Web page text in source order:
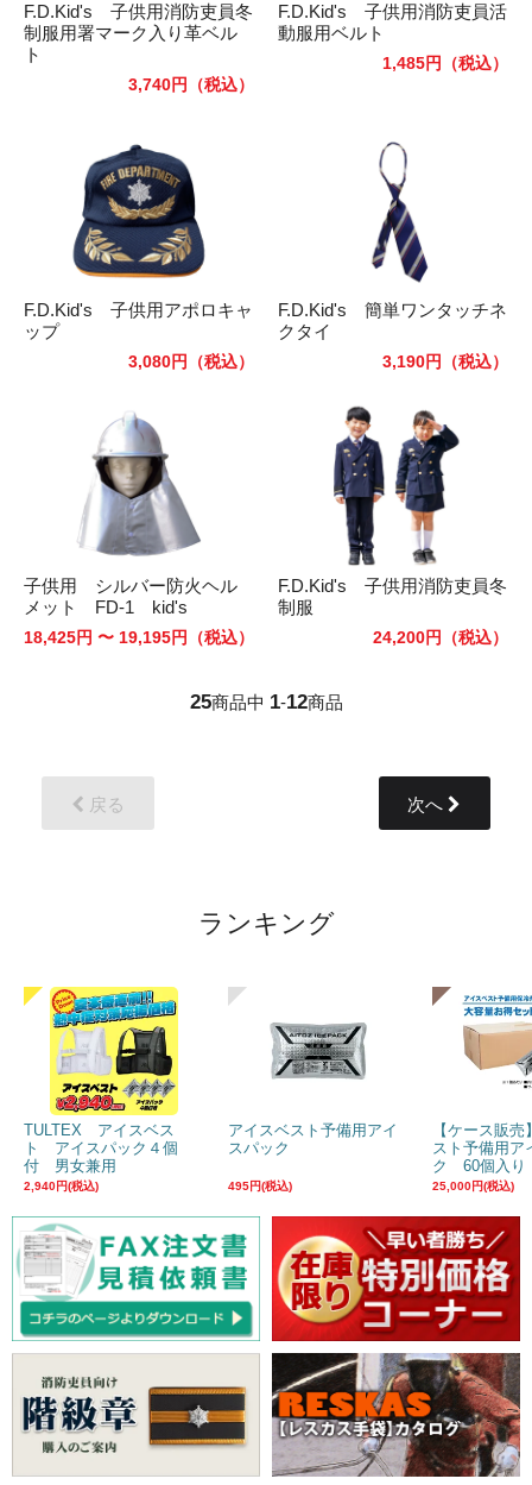
F.D.Kid's 子供用消防吏員冬
制服用署マーク入り革ベル
ト
3,740円 （税込）
F.D.Kid's 子供用消防吏員活
動服用ベルト
1,485円 （税込）
F.D.Kid's 子供用アポロキャ
ップ
3,080円 （税込）
F.D.Kid's 簡単ワンタッチネ
クタイ
3,190円 （税込）
子供用 シルバー防火ヘル
メット FD-1 kid's
18,425円 〜 19,195円 （税込）
F.D.Kid's 子供用消防吏員冬
制服
24,200円 （税込）
25商品中 1-12商品
戻る 次へ
ランキング
TULTEX アイスベス
ト アイスパック４個
付 男女兼用
2,940円(税込)
アイスベスト予備用アイ
スパック
495円(税込)
【ケース販
スト予備用ア
ク 60個入り
25,000円(税込)